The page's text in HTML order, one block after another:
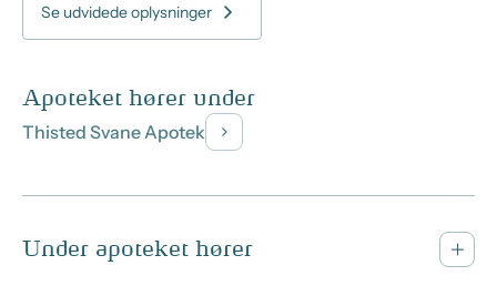
Se udvidede oplysninger
Apoteket hører under
Thisted Svane Apotek
Under apoteket hører